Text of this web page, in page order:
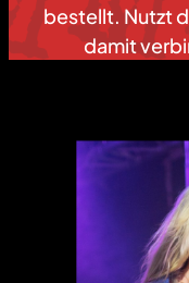
bestellt. Nutzt
damit